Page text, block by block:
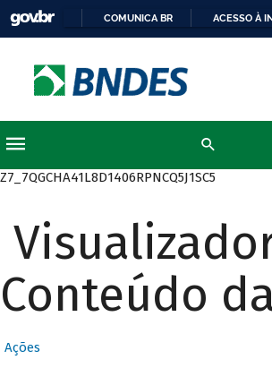
COMUNICA BR ACESSO À
Z7_7QGCHA41L8D1406RPNCQ5J1SC5
Conteúdo
Ações